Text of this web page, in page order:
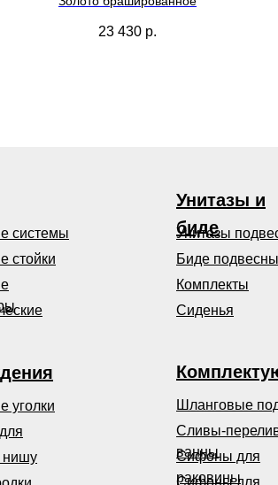
23 430 р.
системы
Сливы-
ванны
Шланговые
Сифоны для
раковины
Унитазы и
биде
Унитазы
Биде
Комплекты
уголки
нишу
стойки
Сиденья